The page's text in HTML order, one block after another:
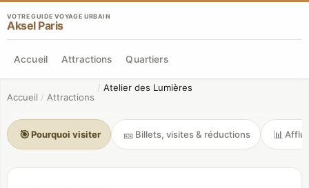
VOTRE GUIDE VOYAGE URBAIN
Aksel Paris
Accueil Attractions Quartiers
Accueil / Attractions
/ Atelier des Lumières
🎯Pourquoi visiter 🎫 Billets, visites & réductions 📊